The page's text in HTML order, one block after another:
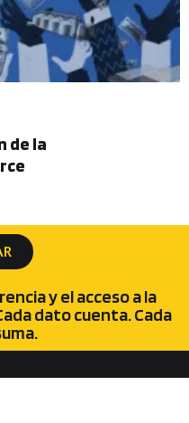
de la
y el acceso a la
dato cuenta. Cada